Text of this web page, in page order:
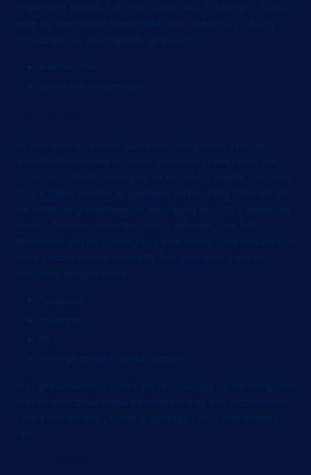
reglement, planning en IBAN-gegevens ontvangen. Zodra
men de contributie overmaakt naar Speedway-Tilburg
ontvangen wij de volgende gegevens:
Ibannummer
Naam rekeninghouder
Tijdens evenementen, clubuitjes, rijdagen en overige
activiteiten worden er foto’s genomen in het kader van
promotie van de vereniging en de hobby. Enkele van deze
foto’s zullen worden opgeslagen op het Flickr account van
de vereniging waarmee de vereniging de foto’s openbaar
maakt. Daarnaast worden foto’s gebruikt voor het
promoten van de vereniging en de hobby door middel van
onze sociale media accounts, het gaat hierbij om de
volgende programma’s:
Facebook
Instagram
Overige sociale media accounts
Niet gepubliceerde foto’s zijn opgeslagen op de computer
van de voorzitter welke beveiligd is met een wachtwoord.
Foto’s worden per jaartal opgeslagen voor onbepaalde
tijd.